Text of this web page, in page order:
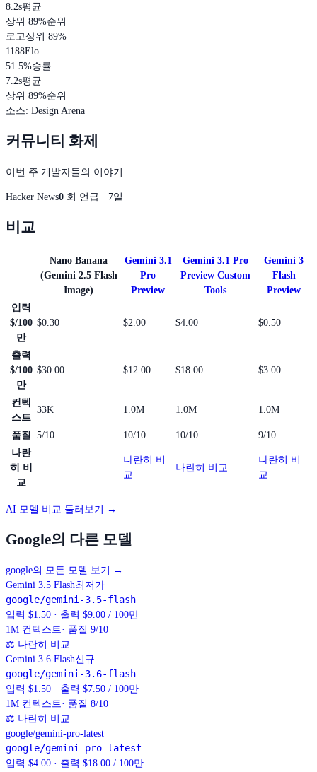
8.2s평균
상위 89%순위
로고상위 89%
1188Elo
51.5%승률
7.2s평균
상위 89%순위
소스: Design Arena
커뮤니티 화제
이번 주 개발자들의 이야기
Hacker News0 회 언급 · 7일
비교
Nano Banana
(Gemini 2.5 Flash
Image)
Gemini 3.1
Pro
Preview
Gemini 3.1 Pro
Preview Custom
Tools
Gemini 3
Flash
Preview
입력
$/100
만
$0.30 $2.00 $4.00 $0.50
출력
$/100
만
$30.00 $12.00 $18.00 $3.00
컨텍
스트
33K 1.0M 1.0M 1.0M
품질 5/10 10/10 10/10
9/10
나란
히 비
교
나란히 비
교
나란히 비교
나란히 비
교
AI 모델 비교 둘러보기 →
Google의 다른 모델
google의 모든 모델 보기
→
Gemini 3.5 Flash최저가
google/gemini-3.5-flash
입력 $1.50 · 출력 $9.00 / 100만
1M 컨텍스트· 품질 9/10
⚖ 나란히 비교
Gemini 3.6 Flash신규
google/gemini-3.6-flash
입력 $1.50 · 출력 $7.50 / 100만
1M 컨텍스트· 품질 8/10
⚖ 나란히 비교
google/gemini-pro-latest
google/gemini-pro-latest
입력 $4.00 · 출력 $18.00 / 100만